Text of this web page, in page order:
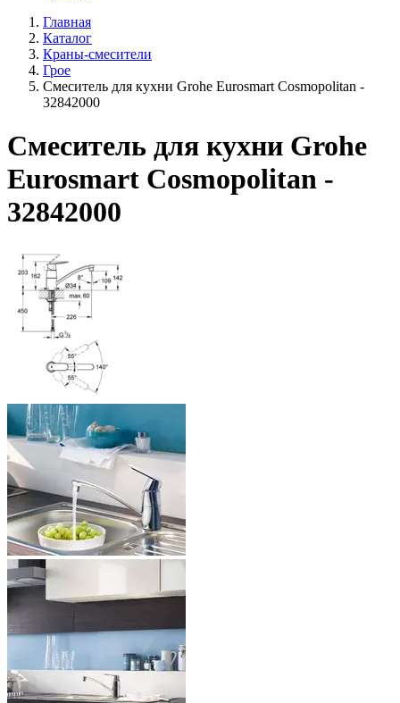
Главная
Каталог
Краны-смесители
Грое
Смеситель для кухни Grohe Eurosmart Cosmopolitan -
32842000
Смеситель для кухни Grohe
Eurosmart Cosmopolitan -
32842000